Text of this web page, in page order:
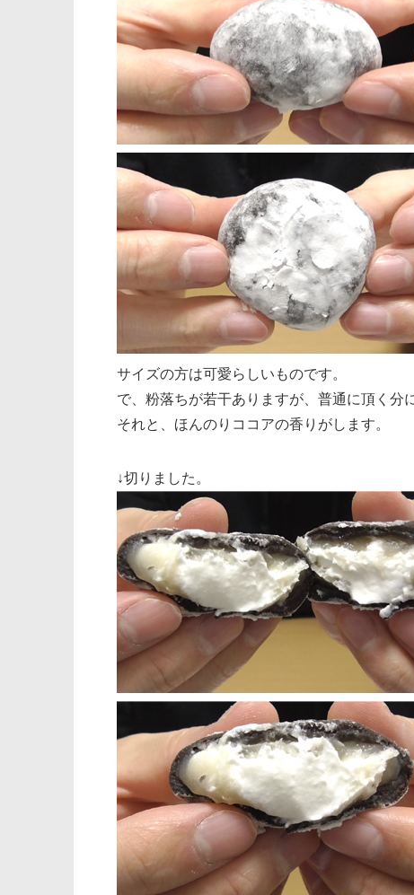
サイズの方は可愛らしいものです。
で、粉落ちが若干ありますが、普通に頂く分
それと、ほんのりココアの香りがします。
↓切りました。